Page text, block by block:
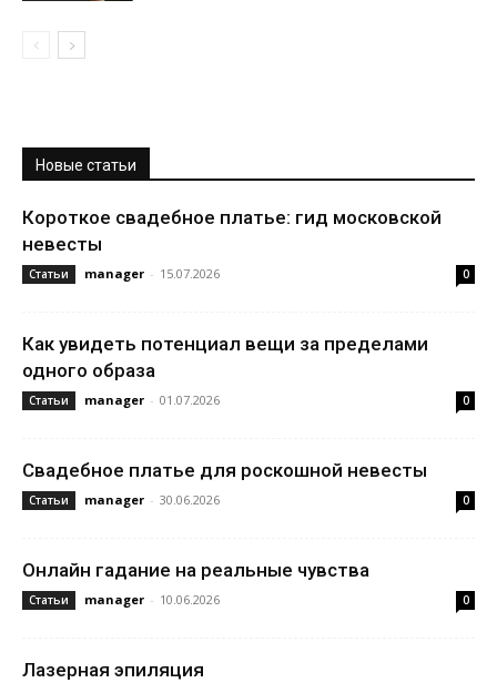
Новые статьи
Короткое свадебное платье: гид московской
невесты
Статьи manager - 15.07.2026 0
Как увидеть потенциал вещи за пределами
одного образа
Статьи manager - 01.07.2026 0
Свадебное платье для роскошной невесты
Статьи manager - 30.06.2026 0
Онлайн гадание на реальные чувства
Статьи manager - 10.06.2026 0
Лазерная эпиляция